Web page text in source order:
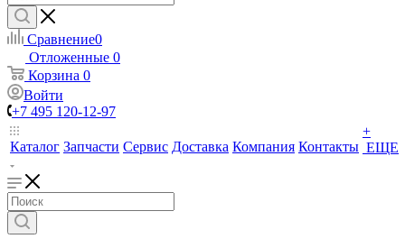
Сравнение0
Отложенные 0
Корзина 0
Войти
+7 495 120-12-97
Каталог Запчасти Сервис Доставка Компания Контакты
+
ЕЩЕ